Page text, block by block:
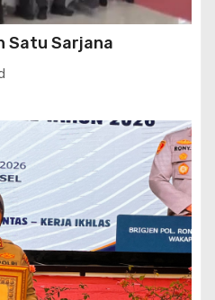
Satu Sarjana